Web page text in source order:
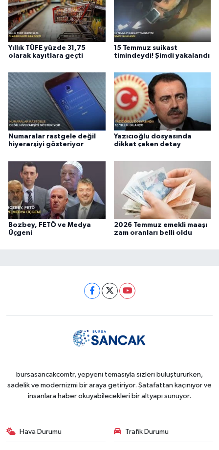
Yıllık TÜFE yüzde 31,75
olarak kayıtlara geçti
15 Temmuz suikast
timindeydi! Şimdi yakalandı
Numaralar rastgele değil
hiyerarşiyi gösteriyor
Yazıcıoğlu dosyasında
dikkat çeken detay
Bozbey, FETÖ ve Medya
Üçgeni
2026 Temmuz emekli maaşı
zam oranları belli oldu
bursasancakcomtr, yepyeni temasıyla sizleri buluştururken,
sadelik ve modernizmi bir araya getiriyor. Şatafattan kaçınıyor ve
insanlara haber okuyabilecekleri bir altyapı sunuyor.
Hava Durumu Trafik Durumu